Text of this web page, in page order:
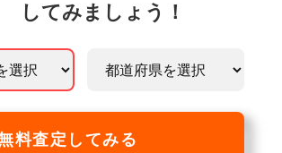
してみましょう！
料査定してみる